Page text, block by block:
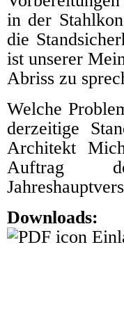
in der
die
ist unserer
Abriss zu
Welche
derzeitige
Architekt
Auftrag
Downloads: